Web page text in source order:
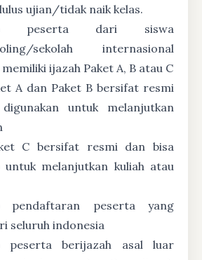
ujian/tidak naik kelas.
peserta dari siswa
sekolah internasional
ijazah Paket A, B atau C
A dan Paket B bersifat resmi
untuk melanjutkan
C bersifat resmi dan bisa
untuk melanjutkan kuliah atau
pendaftaran peserta yang
seluruh indonesia
peserta berijazah asal luar